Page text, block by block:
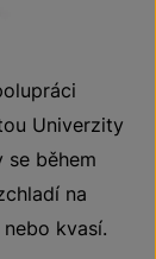
Univerzity
během
na
kvasí.